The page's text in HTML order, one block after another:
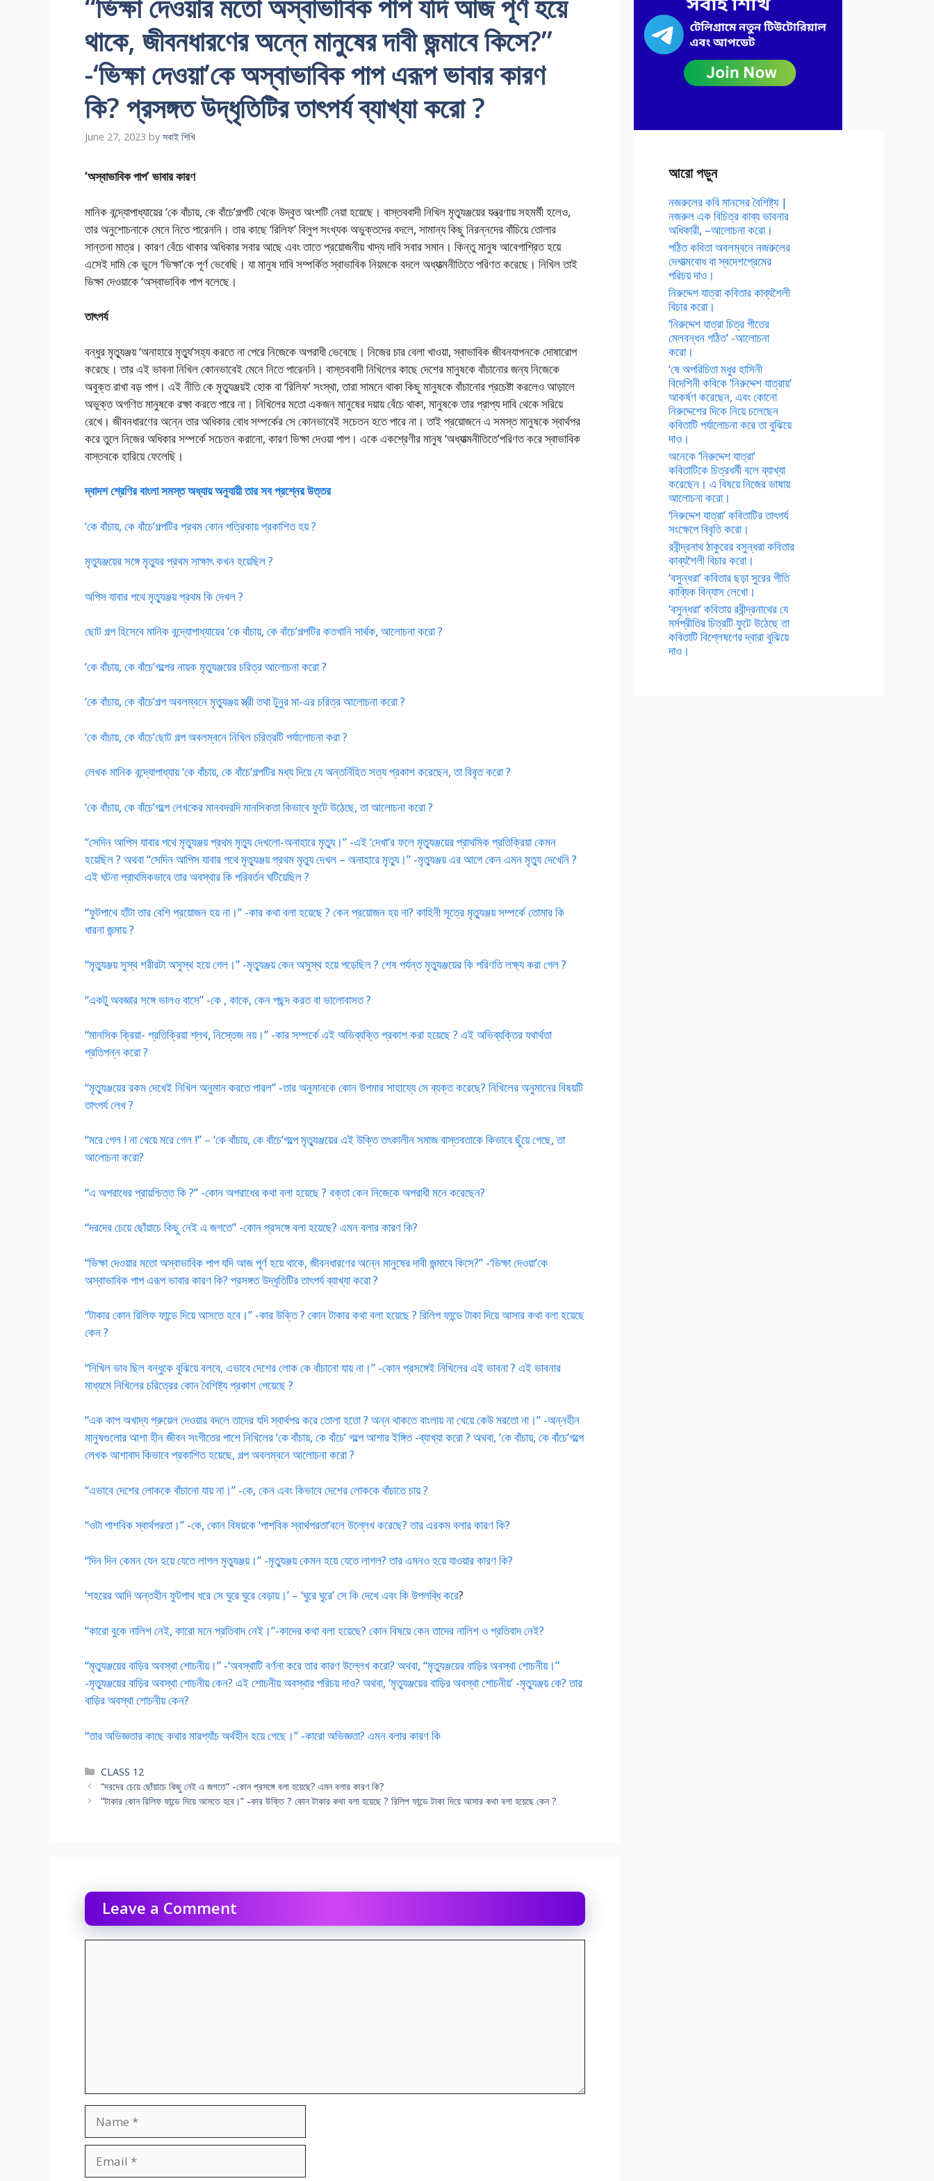
থাকে, জীবনধারণের অন্নে মানুষের দাবী জন্মাবে কিসে?”
-‘ভিক্ষা দেওয়া’কে অস্বাভাবিক পাপ এরূপ ভাবার কারণ
কি? প্রসঙ্গত উদ্ধৃতিটির তাৎপর্য ব্যাখ্যা করো ?
June 27, 2023 by সবাই শিখি
‘অস্বাভাবিক পাপ’ ভাবার কারণ
মানিক বন্দ্যোপাধ্যায়ের ‘কে বাঁচায়, কে বাঁচে’গল্পটি থেকে উদ্বৃত অংশটি নেয়া হয়েছে। বাস্তববাদী নিখিল মৃত্যুঞ্জয়ের যন্ত্রণায় সহমর্মী হলেও,
তার অনুশোচনাকে মেনে নিতে পারেননি। তার কাছে ‘রিলিফ’ বিলুপ সংখ্যক অভুক্তদের বদলে, সামান্য কিছু নিরন্নদের বাঁচিয়ে তোলার
সান্তনা মাত্র। কারণ বেঁচে থাকার অধিকার সবার আছে এবং তাতে প্রয়োজনীয় খাদ্য দাবি সবার সমান। কিন্তু মানুষ আবেগাশ্রিত হয়ে
এসেই দামি কে ভুলে ‘ভিক্ষা’কে পূর্ণ ভেবেছি। যা মানুষ দাবি সম্পর্কিত স্বাভাবিক নিয়মকে বদলে অধ্যাত্মনীতিতে পরিণত করেছে। নিখিল তাই
ভিক্ষা দেওয়াকে ‘অস্বাভাবিক পাপ বলেছে।
তাৎপর্য
বন্ধুর মৃত্যুঞ্জয় ‘অনাহারে মৃত্যু’সহ্য করতে না পেরে নিজেকে অপরাধী ভেবেছে। নিজের চার বেলা খাওয়া, স্বাভাবিক জীবনযাপনকে দোষারোপ
করেছে। তার এই ভাবনা নিখিল কোনভাবেই মেনে নিতে পারেননি। বাস্তববাদী নিখিলের কাছে দেশের মানুষকে বাঁচানোর জন্য নিজেকে
অবুক্ত রাখা বড় পাপ। এই নীতি কে মৃত্যুঞ্জয়‌ই হোক বা ‘রিলিফ’ সংস্থা, তারা সামনে থাকা কিছু মানুষকে বাঁচানোর প্রচেষ্টা করলেও আড়ালে
অভুক্ত অগণিত মানুষকে রক্ষা করতে পারে না। নিখিলের মতো একজন মানুষের দয়ায় বেঁচে থাকা, মানুষকে তার প্রাপ্য দাবি থেকে সরিয়ে
রেখে। জীবনধারণের অন্নে তার অধিকার বোধ সম্পর্কের সে কোনভাবেই সচেতন হতে পারে না। তাই প্রয়োজনে এ সমস্ত মানুষকে স্বার্থপর
করে তুলে নিজের অধিকার সম্পর্কে সচেতন করানো, কারণ ভিক্ষা দেওয়া পাপ। একে একশ্রেণীর মানুষ ‘অধ্যাত্মনীতিতে’পরিণত করে স্বাভাবিক
বাস্তবকে হারিয়ে ফেলেছি।
দ্বাদশ শ্রেণির বাংলা সমস্ত অধ্যায় অনুযায়ী তার সব প্রশ্নের উত্তর
‘কে বাঁচায়, কে বাঁচে’গল্পটির প্রথম কোন পত্রিকায় প্রকাশিত হয় ?
মৃত্যুঞ্জয়ের সঙ্গে মৃত্যুর প্রথম সাক্ষাৎ কখন হয়েছিল ?
অপিস যাবার পথে মৃত্যুঞ্জয় প্রথম কি দেখল ?
ছোট গল্প হিসেবে মানিক বন্দ্যোপাধ্যায়ের ‘কে বাঁচায়, কে বাঁচে’গল্পটির কতখানি সার্থক, আলোচনা করো ?
‘কে বাঁচায়, কে বাঁচে’গল্পের নায়ক মৃত্যুঞ্জয়ের চরিত্র আলোচনা করো ?
‘কে বাঁচায়, কে বাঁচে’গল্প অবলম্বনে মৃত্যুঞ্জয় স্ত্রী তথা টুনুর মা-এর চরিত্র আলোচনা করো ?
‘কে বাঁচায়, কে বাঁচে’ছোট গল্প অবলম্বনে নিখিল চরিত্রটি পর্যালোচনা করা ?
লেখক মানিক বন্দ্যোপাধ্যায় ‘কে বাঁচায়, কে বাঁচে’গল্পটির মধ্য দিয়ে যে অন্তর্নিহিত সত্য প্রকাশ করেছেন, তা বিবৃত করো ?
‘কে বাঁচায়, কে বাঁচে’গল্পে লেখকের মানবদরদি মানসিকতা কিভাবে ফুটে উঠেছে, তা আলোচনা করো ?
“সেদিন আপিস যাবার পথে মৃত্যুঞ্জয় প্রথম মৃত্যু দেখলো-অনাহারে মৃত্যু।” -এই ‘দেখা’র ফলে মৃত্যুঞ্জয়ের প্রাথমিক প্রতিক্রিয়া কেমন
হয়েছিল ? অথবা “সেদিন আপিস যাবার পথে মৃত্যুঞ্জয় প্রথম মৃত্যু দেখল – অনাহারে মৃত্যু।” -মৃত্যুঞ্জয় এর আগে কেন এমন মৃত্যু দেখেনি ?
এই ঘটনা প্রাথমিকভাবে তার অবস্থার কি পরিবর্তন ঘটিয়েছিল ?
“ফুটপাথে হাঁটা তার বেশি প্রয়োজন হয় না।” -কার কথা বলা হয়েছে ? কেন প্রয়োজন হয় না? কাহিনী সূত্রে মৃত্যুঞ্জয় সম্পর্কে তোমার কি
ধারনা জন্মায় ?
“মৃত্যুঞ্জয় সুস্থ শরীরটা অসুস্থ হয়ে গেল।” -মৃত্যুঞ্জয় কেন অসুস্থ হয়ে পড়েছিল ? শেষ পর্যন্ত মৃত্যুঞ্জয়ের কি পরিণতি লক্ষ্য করা গেল ?
“একটু অবজ্ঞার সঙ্গে ভাল‌ও বাসে” -কে , কাকে, কেন পছন্দ করত বা ভালোবাসত ?
“মানসিক ক্রিয়া- প্রতিক্রিয়া শ্লথ, নিস্তেজ নয়।” -কার সম্পর্কে এই অভিব্যক্তি প্রকাশ করা হয়েছে ? এই অভিব্যক্তির যথার্থতা
প্রতিপন্ন করো ?
“মৃত্যুঞ্জয়ের রকম দেখেই নিখিল অনুমান করতে পারল” -তার অনুমানকে কোন উপমার সাহায্যে সে ব্যক্ত করেছে? নিখিলের অনুমানের বিষয়টি
তাৎপর্য লেখ ?
“মরে গেল ! না খেয়ে মরে গেল !” – ‘কে বাঁচায়, কে বাঁচে’গল্পে মৃত্যুঞ্জয়ের এই উক্তি তৎকালীন সমাজ বাস্তবতাকে কিভাবে ছুঁয়ে গেছে, তা
আলোচনা করো?
“এ অপরাধের প্রায়শ্চিত্ত কি ?” -কোন অপরাধের কথা বলা হয়েছে ? বক্তা কেন নিজেকে অপরাধী মনে করেছেন?
“দরদের চেয়ে ছোঁয়াচে কিছু নেই এ জগতে” -কোন প্রসঙ্গে বলা হয়েছে? এমন বলার কারণ কি?
“ভিক্ষা দেওয়ার মতো অস্বাভাবিক পাপ যদি আজ পূর্ণ হয়ে থাকে, জীবনধারণের অন্নে মানুষের দাবী জন্মাবে কিসে?” -‘ভিক্ষা দেওয়া’কে
অস্বাভাবিক পাপ এরূপ ভাবার কারণ কি? প্রসঙ্গত উদ্ধৃতিটির তাৎপর্য ব্যাখ্যা করো ?
“টাকার কোন রিলিফ ফান্ডে দিয়ে আসতে হবে।” -কার উক্তি ? কোন টাকার কথা বলা হয়েছে ? রিলিপ ফান্ডে টাকা দিয়ে আসার কথা বলা হয়েছে
কেন ?
“নিখিল ভাব ছিল বন্ধুকে বুঝিয়ে বলবে, এভাবে দেশের লোক কে বাঁচানো যায় না।” -কোন প্রসঙ্গেই নিখিলের এই ভাবনা ? এই ভাবনার
মাধ্যমে নিখিলের চরিত্রের কোন বৈশিষ্ট্য প্রকাশ পেয়েছে ?
“এক কাপ অখাদ্য গ্রুয়েল দেওয়ার বদলে তাদের যদি স্বার্থপর করে তোলা হতো ? অন্ন থাকতে বাংলায় না খেয়ে কেউ মরতো না।” -অন্নহীন
মানুষগুলোর আশা হীন জীবন সংগীতের পাশে নিখিলের ‘কে বাঁচায়, কে বাঁচে’ গল্পে আশার ইঙ্গিত -ব্যাখ্যা করো ? অথবা, ‘কে বাঁচায়, কে বাঁচে’গল্পে
লেখক আশাবাদ কিভাবে প্রকাশিত হয়েছে, গল্প অবলম্বনে আলোচনা করো ?
“এভাবে দেশের লোককে বাঁচানো যায় না।” -কে, কেন এবং কিভাবে দেশের লোককে বাঁচাতে চায় ?
“ওটা পাশবিক স্বার্থপরতা।” -কে, কোন বিষয়কে ‘পাশবিক স্বার্থপরতা’বলে উল্লেখ করেছে? তার এরকম বলার কারণ কি?
“দিন দিন কেমন যেন হয়ে যেতে লাগল মৃত্যুঞ্জয়।” -মৃত্যুঞ্জয় কেমন হয়ে যেতে লাগল? তার এমনও হয়ে যাওয়ার কারণ কি?
‘শহরের আদি অন্তহীন ফুটপাথ ধরে সে ঘুরে ঘুরে বেড়ায়।’ – ‘ঘুরে ঘুরে’ সে কি দেখে এবং কি উপলব্ধি করে?
“কারো বুকে নালিশ নেই, কারো মনে প্রতিবাদ নেই।”-কাদের কথা বলা হয়েছে? কোন বিষয়ে কেন তাদের নালিশ ও প্রতিবাদ নেই?
“মৃত্যুঞ্জয়ের বাড়ির অবস্থা শোচনীয়।” -‘অবস্থাটি বর্ণনা করে তার কারণ উল্লেখ করো? অথবা, “মৃত্যুঞ্জয়ের বাড়ির অবস্থা শোচনীয়।”
-মৃত্যুঞ্জয়ের বাড়ির অবস্থা শোচনীয় কেন? এই শোচনীয় অবস্থার পরিচয় দাও? অথবা, ‘মৃত্যুঞ্জয়ের বাড়ির অবস্থা শোচনীয়’ -মৃত্যুঞ্জয় কে? তার
বাড়ির অবস্থা শোচনীয় কেন?
“তার অভিজ্ঞতার কাছে কথার মারপ্যাঁচ অর্থহীন হয়ে গেছে।” -কারো অভিজ্ঞতা? এমন বলার কারণ কি
Categories
CLASS 12
“দরদের চেয়ে ছোঁয়াচে কিছু নেই এ জগতে” -কোন প্রসঙ্গে বলা হয়েছে? এমন বলার কারণ কি?
“টাকার কোন রিলিফ ফান্ডে দিয়ে আসতে হবে।” -কার উক্তি ? কোন টাকার কথা বলা হয়েছে ? রিলিপ ফান্ডে টাকা দিয়ে আসার কথা বলা হয়েছে কেন ?
Leave a Comment
আরো পড়ুন
নজরুলের কবি মানসের বৈশিষ্ট্য |
নজরুল এক বিচিত্র কাব্য ভাবনার
অধিকারী, –আলোচনা করো।
পঠিত কবিতা অবলম্বনে নজরুলের
দেশাত্মবোধ বা স্বদেশপ্রেমের
পরিচয় দাও।
নিরুদ্দেশ যাত্রা কবিতার কাব্যশৈলী
বিচার করো।
‘নিরুদ্দেশ যাত্রা চিত্র গীতের
মেলবন্ধন গঠিত’ -আলোচনা
করো।
‘ষে অপরিচিতা মধুর হাসিনী
বিদেশিনী কবিকে ‘নিরুদ্দেশ যাত্রায়’
আকর্ষণ করেছেন, এবং কোনো
নিরুদ্দেশের দিকে নিয়ে চলেছেন
কবিতাটি পর্যালোচনা করে তা বুঝিয়ে
দাও।
অনেকে ‘নিরুদ্দেশ যাত্রা’
কবিতাটিকে চিত্রধর্মী বলে ব্যাখ্যা
করেছেন। এ বিষয়ে নিজের ভাষায়
আলোচনা করো।
‘নিরুদ্দেশ যাত্রা’ কবিতাটির তাৎপর্য
সংক্ষেপে বিবৃতি করো।
রবীন্দ্রনাথ ঠাকুরের বসুন্ধরা কবিতার
কাব্যশৈলী বিচার করো।
‘বসুন্ধরা’ কবিতার ছড়া সুরের গীতি
কাব্যিক বিন্যাস লেখো।
‘বসুন্ধরা’ কবিতায় রবীন্দ্রনাথের যে
মর্মপ্রীতির চিত্রটি ফুটে উঠেছে তা
কবিতাটি বিশ্লেষণের দ্বারা বুঝিয়ে
দাও।